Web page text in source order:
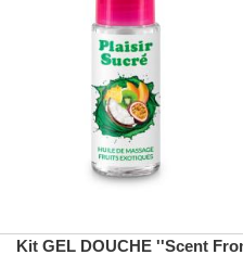
Kit GEL DOUCHE ''Scent